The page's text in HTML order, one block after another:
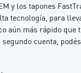
y los tapones
tecnología, para
aún más rápido que
segundo cuenta,